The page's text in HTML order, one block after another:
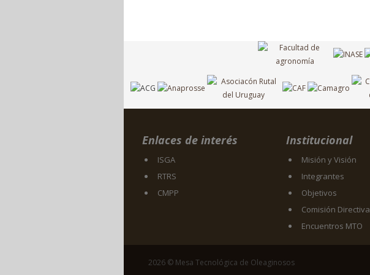
Enlaces de interés
ISGA
RTRS
CMPP
Institucional
Misión y Visión
Integrantes
Objetivos
Comisión Directiva
Encuentros MTO
2026 © Mesa Tecnológica de Oleaginosos